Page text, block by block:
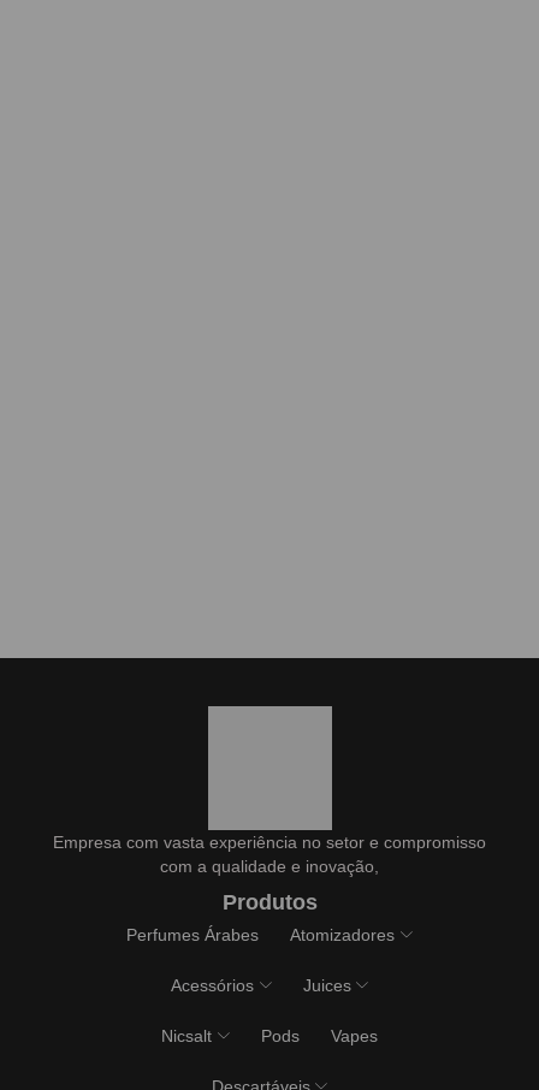
Empresa com vasta experiência no setor e compromisso
com a qualidade e inovação,
Produtos
Perfumes Árabes Atomizadores
Acessórios Juices
Nicsalt Pods Vapes